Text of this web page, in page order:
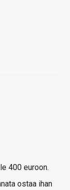
400 euroon.
ostaa ihan